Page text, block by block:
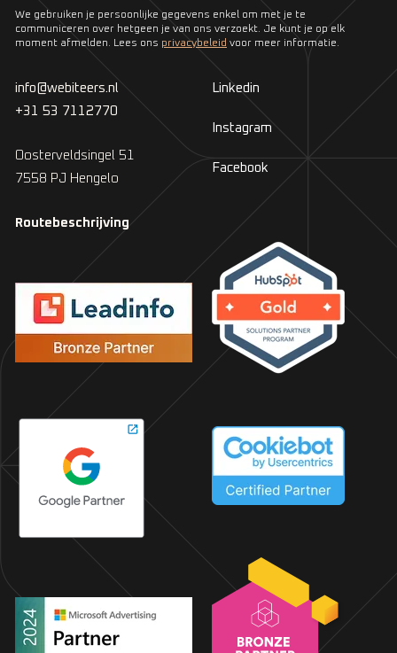
We gebruiken je persoonlijke gegevens enkel om met je te
communiceren over hetgeen je van ons verzoekt. Je kunt je op elk
moment afmelden. Lees ons privacybeleid voor meer informatie.
info@webiteers.nl
+31 53 7112770
Oosterveldsingel 51
7558 PJ Hengelo
Routebeschrijving
Linkedin
Instagram
Facebook